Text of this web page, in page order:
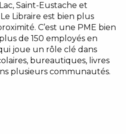
Saint-Eustache et
Libraire est bien plus
C’est une PME bien
de 150 employés en
joue un rôle clé dans
bureautiques, livres
plusieurs communautés.